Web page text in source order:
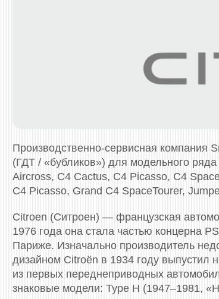
Производственно-сервисная компания
(ГДТ / «бубликов») для модельного
Aircross, C4 Cactus, C4 Picasso, C4
C4 Picasso, Grand C4 SpaceTourer,
Citroen (Ситроен) — французская
1976 года она стала частью концерна
Париже. Изначально производитель
дизайном Citroën в 1934 году
из первых переднеприводных
знаковые модели: Type H (1947–1981,